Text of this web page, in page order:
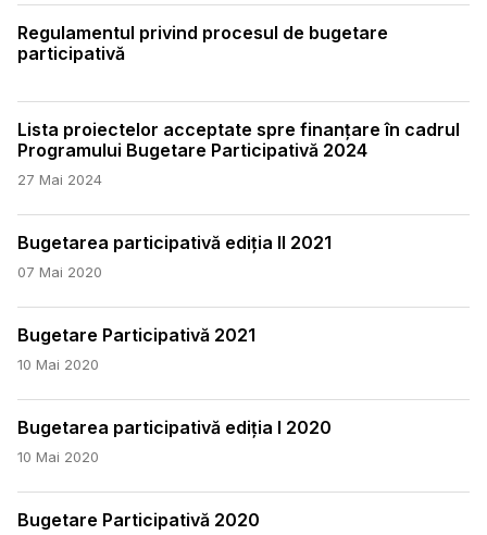
Regulamentul privind procesul de bugetare
participativă
Lista proiectelor acceptate spre finanțare în cadrul
Programului Bugetare Participativă 2024
27 Mai 2024
Bugetarea participativă ediția II 2021
07 Mai 2020
Bugetare Participativă 2021
10 Mai 2020
Bugetarea participativă ediția I 2020
10 Mai 2020
Bugetare Participativă 2020